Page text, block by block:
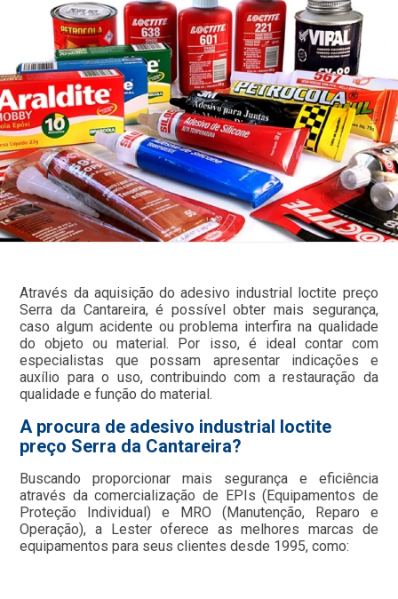
Através da aquisição do adesivo industrial loctite preço
Serra da Cantareira, é possível obter mais segurança,
caso algum acidente ou problema interfira na qualidade
do objeto ou material. Por isso, é ideal contar com
especialistas que possam apresentar indicações e
auxílio para o uso, contribuindo com a restauração da
qualidade e função do material.
A procura de adesivo industrial loctite
preço Serra da Cantareira?
Buscando proporcionar mais segurança e eficiência
através da comercialização de EPIs (Equipamentos de
Proteção Individual) e MRO (Manutenção, Reparo e
Operação), a Lester oferece as melhores marcas de
equipamentos para seus clientes desde 1995, como: